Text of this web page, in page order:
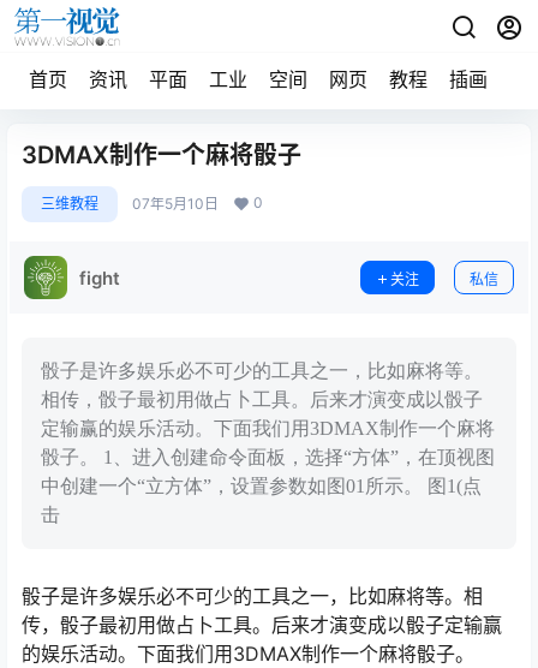
首页 资讯 平面 工业 空间 网页 教程 插画
3DMAX制作一个麻将骰子
三维教程 07年5月10日 0
fight 关注 私信
骰子是许多娱乐必不可少的工具之一，比如麻将等。
相传，骰子最初用做占卜工具。后来才演变成以骰子
定输赢的娱乐活动。下面我们用3DMAX制作一个麻将
骰子。 1、进入创建命令面板，选择“方体”，在顶视图
中创建一个“立方体”，设置参数如图01所示。 图1(点
击
骰子是许多娱乐必不可少的工具之一，比如麻将等。相
传，骰子最初用做占卜工具。后来才演变成以骰子定输赢
的娱乐活动。下面我们用3DMAX制作一个麻将骰子。